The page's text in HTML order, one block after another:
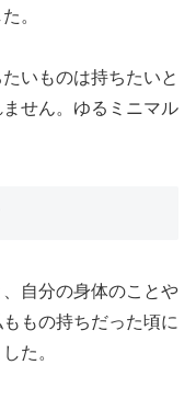
。
いものは持ちたいと
せん。ゆるミニマル
自分の身体のことや
もの持ちだった頃に
た。